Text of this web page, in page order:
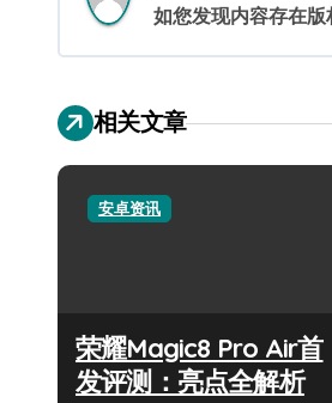
如您发现内容存在
相关文章
安卓资讯
荣耀Magic8 Pro Air首
发评测：亮点全解析